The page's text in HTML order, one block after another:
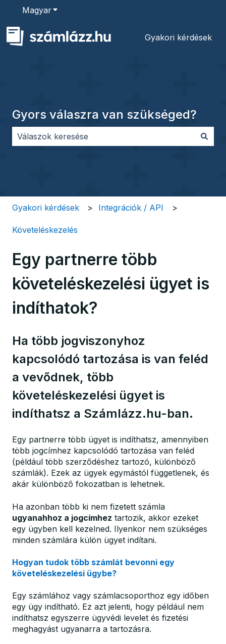
MagyarAlmenü megjelenítése fordításokhoz
Gyakori kérdések
Gyors válaszra van szükséged?
Gyakori kérdések Integrációk / API
Követeléskezelés
Egy partnerre több
követeléskezelési ügyet is
indíthatok?
Ha több jogviszonyhoz
kapcsolódó tartozása is van feléd
a vevődnek, több
követeléskezelési ügyet is
indíthatsz a Számlázz.hu-ban.
Egy partnerre több ügyet is indíthatsz, amennyiben
több jogcímhez kapcsolódó tartozása van feléd
(például több szerződéshez tartozó, különböző
számlák). Ezek az ügyek egymástól függetlenek, és
akár különböző fokozatban is lehetnek.
Ha azonban több ki nem fizetett számla
ugyanahhoz a jogcímhez tartozik, akkor ezeket
egy ügyben kell kezelned. Ilyenkor nem szükséges
minden számlára külön ügyet indítani.
Hogyan tudok több számlát bevonni egy
követeléskezelési ügybe?
Egy számlához vagy számlacsoporthoz egy időben
egy ügy indítható. Ez azt jelenti, hogy például nem
indíthatsz egyszerre ügyvédi levelet és fizetési
meghagyást ugyanarra a tartozásra.